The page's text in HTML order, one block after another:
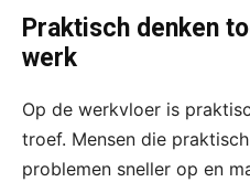
Praktisch denken
werk
Op de werkvloer is
troef. Mensen die
problemen sneller op en